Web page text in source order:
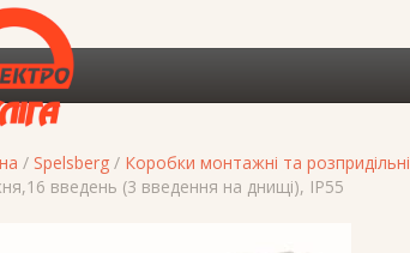
/ Spelsberg / Коробки монтажні та розпридільні
введень (3 введення на днищі), IP55